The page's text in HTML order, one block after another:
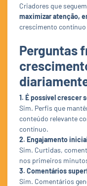
Criadores que
maximizar atenção,
crescimento
Perguntas
1. É possível crescer
Sim. Perfis que
conteúdo relevante
contínuo.
2. Engajamento
Sim. Curtidas,
nos primeiros
3. Comentários
Sim. Comentários